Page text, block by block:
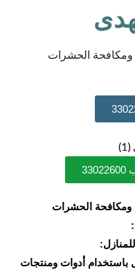
ومكافحة الحشرات
ومكافحة الحشرات
باستخدام أدوات ومنتجات